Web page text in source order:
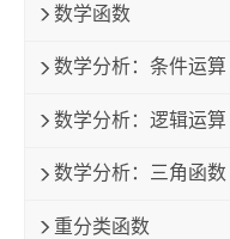
数学函数
数学分析：条件运算
数学分析：逻辑运算
数学分析：三角函数
重分类函数